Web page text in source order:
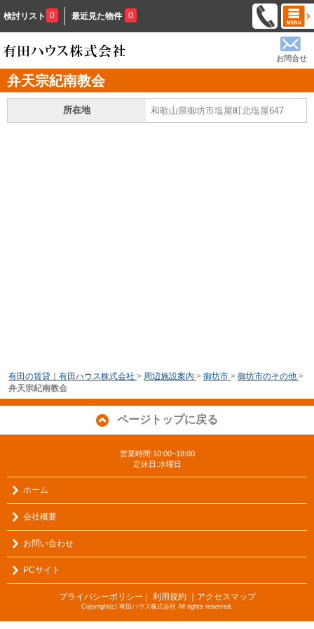
検討リスト 0 最近見た物件 0
お問合せ
弁天宗紀南教会
所在地 和歌山県御坊市塩屋町北塩屋647
有田の賃貸｜有田ハウス株式会社 > 周辺施設案内 > 御坊市 > 御坊市のその他 >
弁天宗紀南教会
ページトップに戻る
営業時間:10:00~18:00
定休日:水曜日
ホーム
会社概要
お問い合わせ
PCサイト
プライバシーポリシー ｜ 利用規約 ｜アクセスマップ
Copyright(c) 有田ハウス株式会社 All rights reserved.